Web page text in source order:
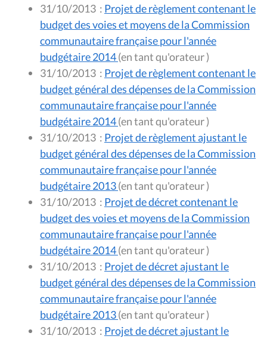
31/10/2013 : Projet de règlement contenant le
budget des voies et moyens de la Commission
communautaire française pour l'année
budgétaire 2014
(en tant qu'orateur )
31/10/2013 : Projet de règlement contenant le
budget général des dépenses de la Commission
communautaire française pour l'année
budgétaire 2014
(en tant qu'orateur )
31/10/2013 : Projet de règlement ajustant le
budget général des dépenses de la Commission
communautaire française pour l'année
budgétaire 2013
(en tant qu'orateur )
31/10/2013 : Projet de décret contenant le
budget des voies et moyens de la Commission
communautaire française pour l'année
budgétaire 2014
(en tant qu'orateur )
31/10/2013 : Projet de décret ajustant le
budget général des dépenses de la Commission
communautaire française pour l'année
budgétaire 2013
(en tant qu'orateur )
31/10/2013 : Projet de décret ajustant le